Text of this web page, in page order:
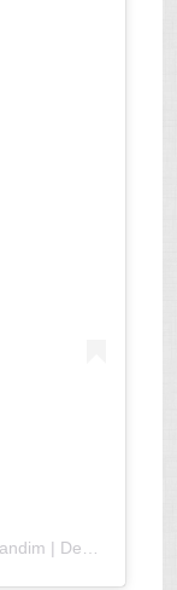
Uma publicação compartilhada por Grandim | Decoração Criativa (@grandim_)